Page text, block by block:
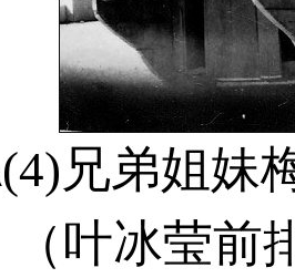
(4)兄弟姐妹
（叶冰莹前